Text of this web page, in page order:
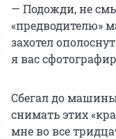
— Подожди, не
«предводителю»
захотел
я вас
Сбегал до
снимать этих
мне во все